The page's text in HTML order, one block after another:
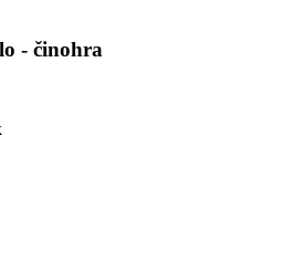
- činohra